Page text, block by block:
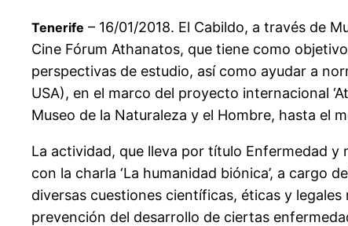
Tenerife – 16/01/2018. El Cabildo, a través de
Cine Fórum Athanatos, que tiene como
perspectivas de estudio, así como ayudar a
USA), en el marco del proyecto internacional
Museo de la Naturaleza y el Hombre, hasta el
La actividad, que lleva por título Enfermedad
con la charla ‘La humanidad biónica’, a cargo
diversas cuestiones científicas, éticas y
prevención del desarrollo de ciertas